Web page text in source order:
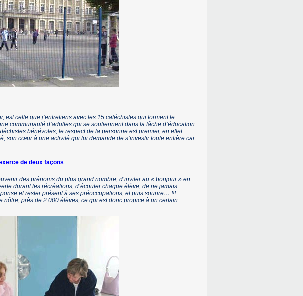
est celle que j’entretiens avec les 15 catéchistes qui forment le
communauté d’adultes qui se soutiennent dans la tâche d’éducation
bénévoles, le respect de la personne est premier, en effet
son cœur à une activité qui lui demande de s’investir toute entière car
de deux façons :
des prénoms du plus grand nombre, d’inviter au « bonjour » en
durant les récréations, d’écouter chaque élève, de ne jamais
et rester présent à ses préoccupations, et puis sourire… !!!
près de 2 000 élèves, ce qui est donc propice à un certain